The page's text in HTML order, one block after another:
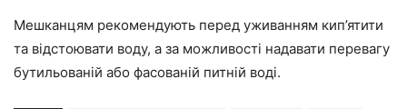
Мешканцям рекомендують перед уживанням кип’ятити
та відстоювати воду, а за можливості надавати перевагу
бутильованій або фасованій питній воді.